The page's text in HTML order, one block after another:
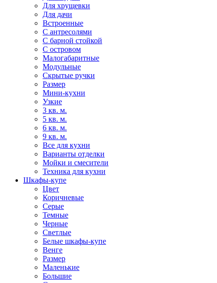
Для хрущевки
Для дачи
Встроенные
С антресолями
С барной стойкой
С островом
Малогабаритные
Модульные
Скрытые ручки
Размер
Мини-кухни
Узкие
3 кв. м.
5 кв. м.
6 кв. м.
9 кв. м.
Все для кухни
Варианты отделки
Мойки и смесители
Техника для кухни
Шкафы-купе
Цвет
Коричневые
Серые
Темные
Черные
Светлые
Белые шкафы-купе
Венге
Размер
Маленькие
Большие